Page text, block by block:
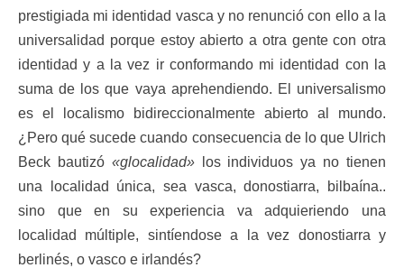
prestigiada mi identidad vasca y no renunció con ello a la
universalidad porque estoy abierto a otra gente con otra
identidad y a la vez ir conformando mi identidad con la
suma de los que vaya aprehendiendo. El universalismo
es el localismo bidireccionalmente abierto al mundo.
¿Pero qué sucede cuando consecuencia de lo que Ulrich
Beck bautizó «glocalidad»los individuos ya no tienen
una localidad única, sea vasca, donostiarra, bilbaína..
sino que en su experiencia va adquieriendo una
localidad múltiple, sintíendose a la vez donostiarra y
berlinés, o vasco e irlandés?